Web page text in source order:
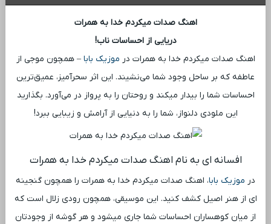
اهنگ صدات میکردم خدا به همرات
دریایی از احساسات ناب!
اهنگ صدات میکردم خدا به همرات در موزیک بابا – همچون موجی از
عاطفه که بر ساحل وجود شما می‌نشیند. این اثر سحرآمیز، عمیق‌ترین
احساسات شما را بیدار میکند و روحتان را به پرواز در می‌آورد. بگذارید
این ملودی دلنواز، شما را به دنیایی از آرامش و زیبایی ببرد!
افسانه ‌ای به نام اهنگ صدات میکردم خدا به همرات
در موزیک بابا، اهنگ صدات میکردم خدا به همرات را همچون گنجینه
‌ای از هنر اصیل کشف کنید. این موسیقی، همچون رودی زلال است که
از میان کوهساران احساسات شما جاری میشود و هر گوشه از وجودتان